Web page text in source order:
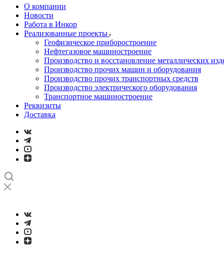
О компании
Новости
Работа в Инкор
Реализованные проекты
Геофизическое приборостроение
Нефтегазовое машиностроение
Производство и восстановление металлических
Производство прочих машин и оборудования
Производство прочих транспортных средств
Производство электрического оборудования
Транспортное машиностроение
Реквизиты
Доставка